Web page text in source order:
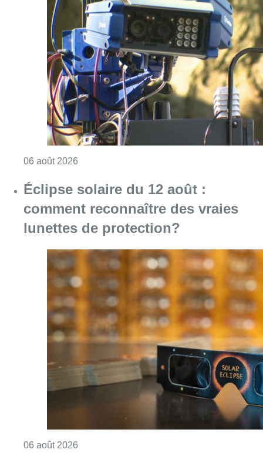
06 août 2026
Éclipse solaire du 12 août :
comment reconnaître des vraies
lunettes de protection?
06 août 2026